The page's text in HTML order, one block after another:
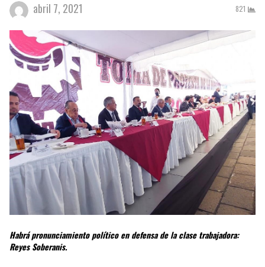
abril 7, 2021 821
Habrá pronunciamiento político en defensa de la clase trabajadora:
Reyes Soberanis.